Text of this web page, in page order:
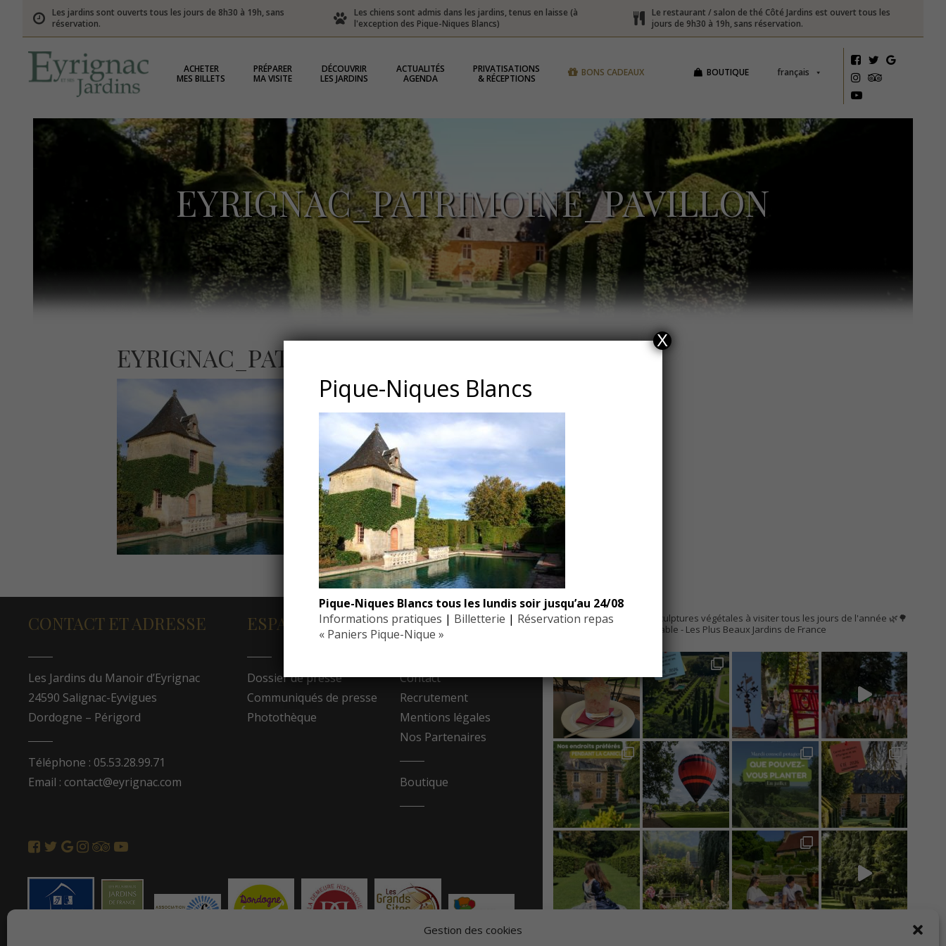
Gestion des cookies
Les jardins sont ouverts tous les jours de 8h30 à 19h, sans
réservation.
Les chiens sont admis dans les jardins, tenus en laisse (à
l'exception des Pique-Niques Blancs)
Le restaurant / salon de thé Côté Jardins est ouvert tous les
jours de 9h30 à 19h, sans réservation.
ACHETER
MES BILLETS
PRÉPARER
MA VISITE
DÉCOUVRIR
LES JARDINS
ACTUALITÉS
AGENDA
PRIVATISATIONS
& RÉCEPTIONS
français
BOUTIQUE
BONS CADEAUX
EYRIGNAC_PATRIMOINE_PAVILLON
EYRIGNAC_PATRIMOINE_PAVILLON
CONTACT ET ADRESSE
Les Jardins du Manoir d’Eyrignac
24590 Salignac-Eyvigues
Dordogne – Périgord
Téléphone : 05.53.28.99.71
Email : contact@eyrignac.com
ESPACE PRESSE
Dossier de presse
Communiqués de presse
Photothèque
Contact
Recrutement
Mentions légales
Nos Partenaires
Boutique
EYRIGNAC
10 hectares de sculptures végétales à visiter tous les jours de l'année 🌿🌳
- Jardin Remarquable- Les Plus Beaux Jardins de France
Pique-Niques Blancs
Pique-Niques Blancs tous les lundis soir jusqu’au 24/08
Informations pratiques | Billetterie | Réservation repas
« Paniers Pique-Nique »
X